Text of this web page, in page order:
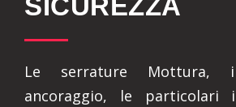
SICUREZZA
Le serrature Mottura,
ancoraggio, le particolari